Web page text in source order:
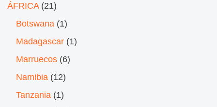
ÁFRICA(21)
Botswana (1)
Madagascar (1)
Marruecos (6)
Namibia (12)
Tanzania (1)